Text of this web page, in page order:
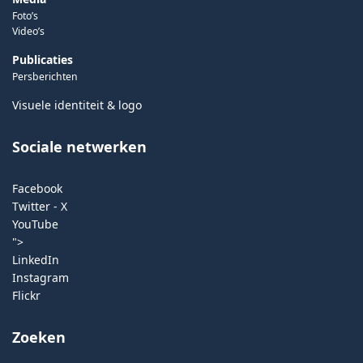
Foto’s
Video’s
Publicaties
Persberichten
Visuele identiteit & logo
Sociale netwerken
Facebook
Twitter - X
YouTube
">
LinkedIn
Instagram
Flickr
Zoeken